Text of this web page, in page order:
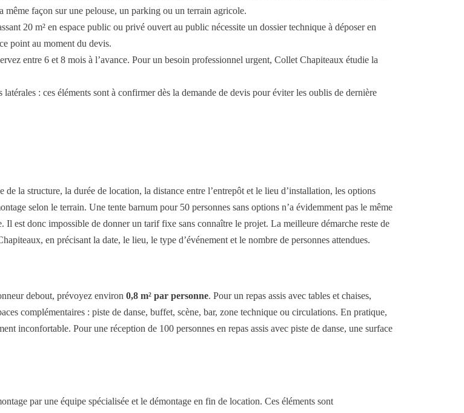
même façon sur une pelouse, un parking ou un terrain agricole.
20 m² en espace public ou privé ouvert au public nécessite un dossier technique à déposer en
point au moment du devis.
entre 6 et 8 mois à l’avance. Pour un besoin professionnel urgent, Collet Chapiteaux étudie la
: ces éléments sont à confirmer dès la demande de devis pour éviter les oublis de dernière
la structure, la durée de location, la distance entre l’entrepôt et le lieu d’installation, les options
selon le terrain. Une tente barnum pour 50 personnes sans options n’a évidemment pas le même
est donc impossible de donner un tarif fixe sans connaître le projet. La meilleure démarche reste de
en précisant la date, le lieu, le type d’événement et le nombre de personnes attendues.
debout, prévoyez environ 0,8 m² par personne. Pour un repas assis avec tables et chaises,
complémentaires : piste de danse, buffet, scène, bar, zone technique ou circulations. En pratique,
inconfortable. Pour une réception de 100 personnes en repas assis avec piste de danse, une surface
par une équipe spécialisée et le démontage en fin de location. Ces éléments sont